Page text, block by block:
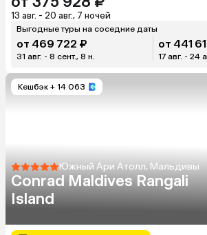
13 авг. - 20 авг., 7 ночей
Выгодные туры на соседние даты
от 469 722 ₽
31 авг. - 8 сент., 8 н.
от 441
17 авг. - 24
Кешбэк + 14 063
Южный Ари Атолл, Мальдивы
Conrad Maldives Rangali
Island